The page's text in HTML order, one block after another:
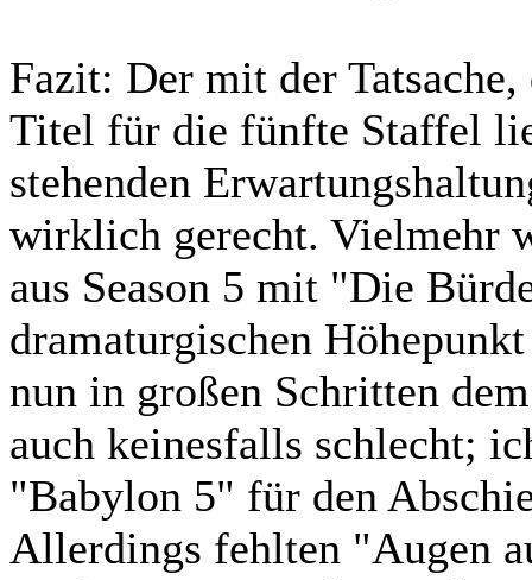
Fazit: Der mit der
Titel für die fünfte Staffel
stehenden
wirklich gerecht. Vielmehr
aus Season 5 mit "Die
dramaturgischen
nun in großen Schritten
auch keinesfalls schlecht;
"Babylon 5" für den
Allerdings fehlten "Augen